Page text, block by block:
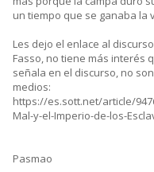
un tiempo que se ganaba la
Les dejo el enlace al
Fasso, no tiene más interés
señala en el discurso, no
medios:
https://es.sott.net/article/
Mal-y-el-Imperio-de-los-
Pasmao